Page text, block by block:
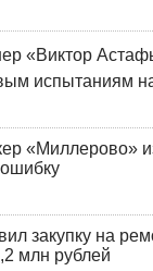
«Виктор
испытаниям
«Миллерово»
закупку на
млн рублей